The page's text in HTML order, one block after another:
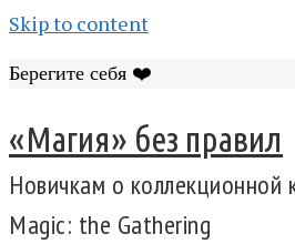
Skip to content
Берегите себя ❤️
«Магия» без правил
Новичкам о коллекционной
Magic: the Gathering